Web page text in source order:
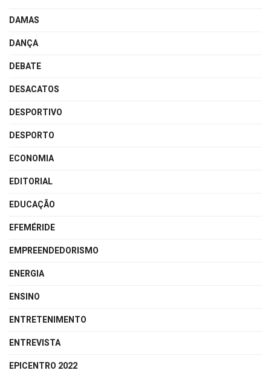
DAMAS
DANÇA
DEBATE
DESACATOS
DESPORTIVO
DESPORTO
ECONOMIA
EDITORIAL
EDUCAÇÃO
EFEMÉRIDE
EMPREENDEDORISMO
ENERGIA
ENSINO
ENTRETENIMENTO
ENTREVISTA
EPICENTRO 2022